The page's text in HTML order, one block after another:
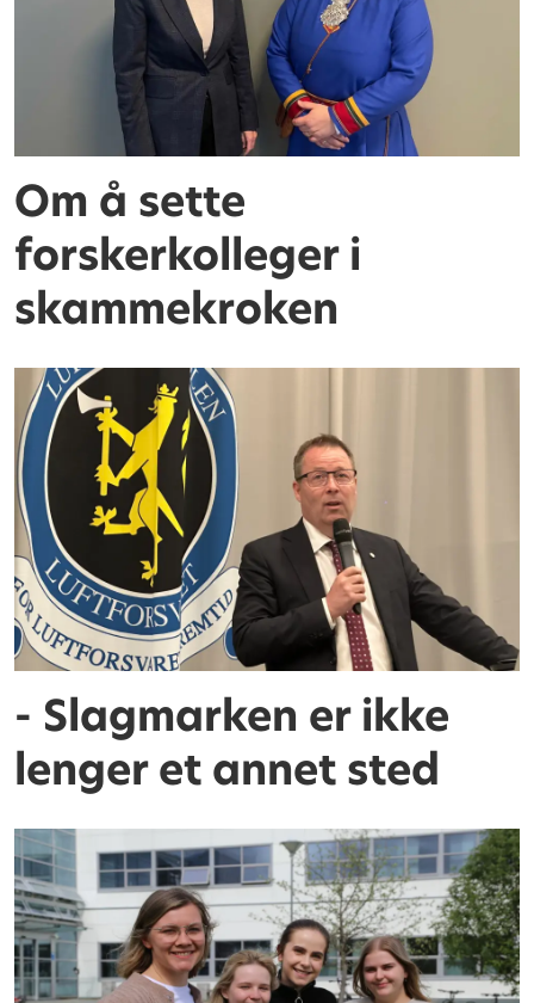
Om å sette
forskerkolleger i
skammekroken
- Slagmarken er ikke
lenger et annet sted